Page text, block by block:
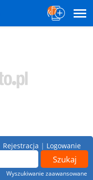
Wyszukiwanie zaawansowane
Rejestracja | Logowanie